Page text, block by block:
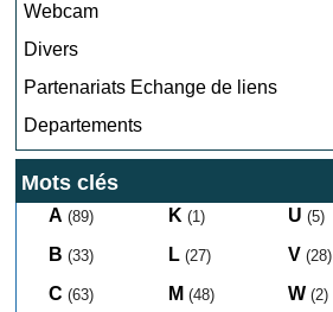
Webcam
Divers
Partenariats Echange de liens
Departements
Mots clés
A (89)
B (33)
C (63)
K (1)
L (27)
M (48)
U (5)
V (28)
W (2)